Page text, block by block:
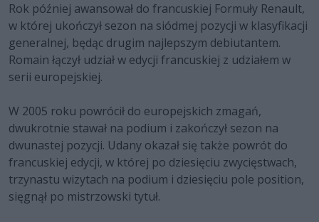
Rok później awansował do francuskiej Formuły Renault,
w której ukończył sezon na siódmej pozycji w klasyfikacji
generalnej, będąc drugim najlepszym debiutantem.
Romain łączył udział w edycji francuskiej z udziałem w
serii europejskiej.
W 2005 roku powrócił do europejskich zmagań,
dwukrotnie stawał na podium i zakończył sezon na
dwunastej pozycji. Udany okazał się także powrót do
francuskiej edycji, w której po dziesięciu zwycięstwach,
trzynastu wizytach na podium i dziesięciu pole position,
sięgnął po mistrzowski tytuł.